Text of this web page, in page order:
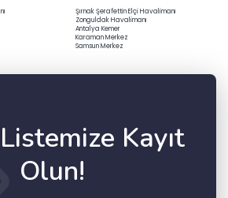
Şırnak Şerafettin Elçi Havalimanı
Zonguldak Havalimanı
Antalya Kemer
Karaman Merkez
Samsun Merkez
Kayıt
Olun!